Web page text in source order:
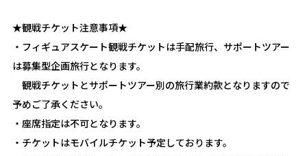
★観戦チケット注意事項★
・フィギュアスケート観戦チケットは手配旅行、サポートツアー
は募集型企画旅行となります。
観戦チケットとサポートツアー別の旅行業約款となりますので
予めご了承ください。
・座席指定は不可となります。
・チケットはモバイルチケット予定しております。